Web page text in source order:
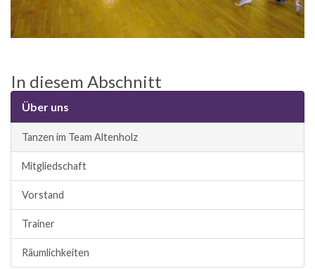
In diesem Abschnitt
Über uns
Tanzen im Team Altenholz
Mitgliedschaft
Vorstand
Trainer
Räumlichkeiten